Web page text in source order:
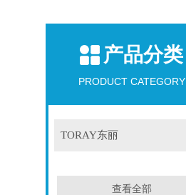
产品分类
PRODUCT CATEGORY
TORAY东丽
查看全部